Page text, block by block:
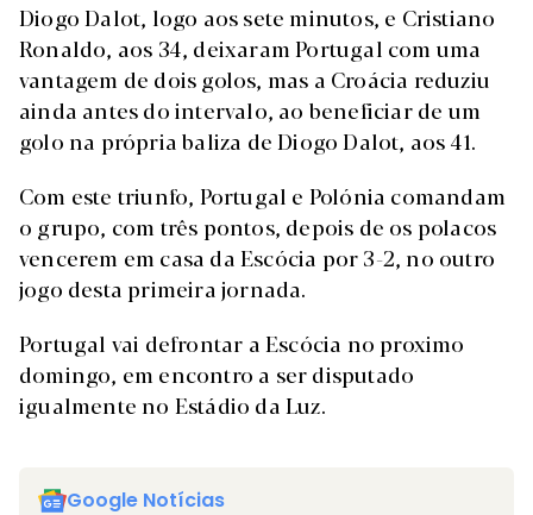
Diogo Dalot, logo aos sete minutos, e Cristiano
Ronaldo, aos 34, deixaram Portugal com uma
vantagem de dois golos, mas a Croácia reduziu
ainda antes do intervalo, ao beneficiar de um
golo na própria baliza de Diogo Dalot, aos 41.
Com este triunfo, Portugal e Polónia comandam
o grupo, com três pontos, depois de os polacos
vencerem em casa da Escócia por 3-2, no outro
jogo desta primeira jornada.
Portugal vai defrontar a Escócia no proximo
domingo, em encontro a ser disputado
igualmente no Estádio da Luz.
Google Notícias